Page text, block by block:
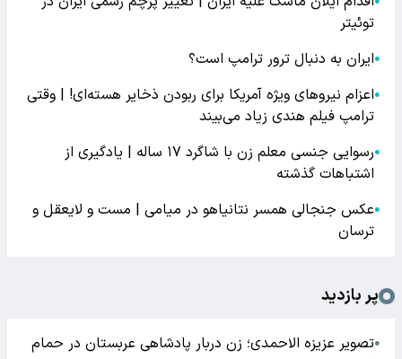
توئیتر
●ایران به دنبال ترور ترامپ است؟
●اعزام نیروهای ویژه آمریکا برای ربودن ذخایر هسته‌ای! | وقتی
ترامپ فیلم هندی زیاد می‌بیند
●
رسوایی جنسی معلم زن با شاگرد ۱۷ ساله | یادگیری از
اشتباهات گذشته
●عکس جنجالی همسر نتانیاهو در میامی | مست و لایعقل و
ترسان
پر بازدید
●تصویر عزیزه الاحمدی؛ زن دربار پادشاهی عربستان در حمام